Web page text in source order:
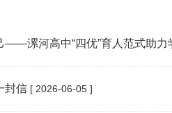
——漯河高中“四优”育人范式助力
封信 [ 2026-06-05 ]